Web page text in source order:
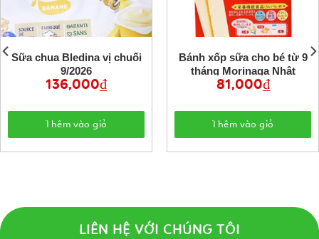
Sữa chua Bledina vị chuối
9/2026
136,000₫
Thêm vào giỏ
Bánh xốp sữa cho bé từ 9
tháng Morinaga Nhật
81,000₫
Thêm vào giỏ
LIÊN HỆ VỚI CHÚNG TÔI